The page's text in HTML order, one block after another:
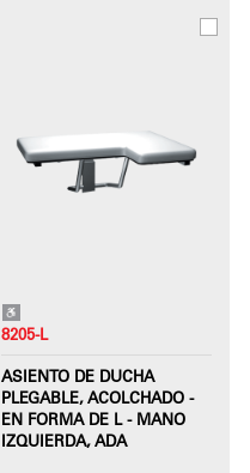
8205-L
ASIENTO DE DUCHA
PLEGABLE, ACOLCHADO -
EN FORMA DE L - MANO
IZQUIERDA, ADA